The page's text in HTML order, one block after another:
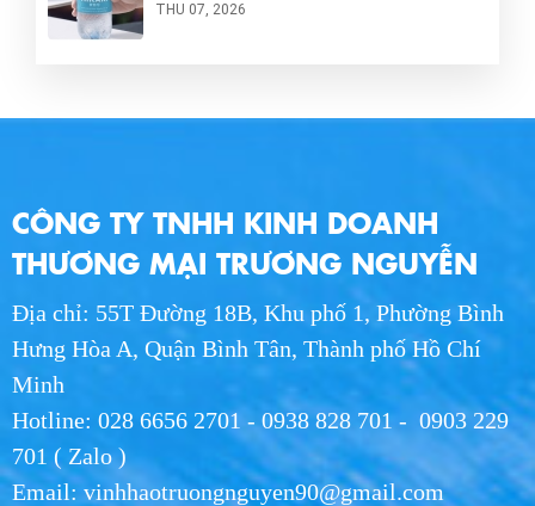
THU 07, 2026
Hàng Nhanh Chóng
Giao Nước Hikari Tận Nơi HCM - Dịch Vụ
Nhanh Chóng, Giá Tốt 2026
Nước Uống Hikari Chính Hãng - Uy Tín, Chất
Lượng, Giao Nhanh
WED 07, 2026
CÔNG TY TNHH KINH DOANH
THƯƠNG MẠI TRƯƠNG NGUYỄN
Địa chỉ: 55T Đường 18B, Khu phố 1, Phường Bình
Hưng Hòa A, Quận Bình Tân, Thành phố Hồ Chí
Minh
Hotline: 028 6656 2701 - 0938 828 701 - 0903 229
701 ( Zalo )
Email: vinhhaotruongnguyen90@gmail.com